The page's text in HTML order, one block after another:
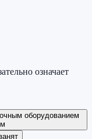
означает
оборудованием